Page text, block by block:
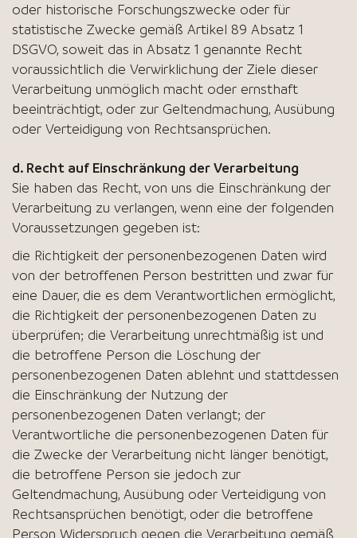
oder historische Forschungszwecke oder für
statistische Zwecke gemäß Artikel 89 Absatz 1
DSGVO, soweit das in Absatz 1 genannte Recht
voraussichtlich die Verwirklichung der Ziele dieser
Verarbeitung unmöglich macht oder ernsthaft
beeinträchtigt, oder zur Geltendmachung, Ausübung
oder Verteidigung von Rechtsansprüchen.
d. Recht auf Einschränkung der Verarbeitung
Sie haben das Recht, von uns die Einschränkung der
Verarbeitung zu verlangen, wenn eine der folgenden
Voraussetzungen gegeben ist:
die Richtigkeit der personenbezogenen Daten wird
von der betroffenen Person bestritten und zwar für
eine Dauer, die es dem Verantwortlichen ermöglicht,
die Richtigkeit der personenbezogenen Daten zu
überprüfen; die Verarbeitung unrechtmäßig ist und
die betroffene Person die Löschung der
personenbezogenen Daten ablehnt und stattdessen
die Einschränkung der Nutzung der
personenbezogenen Daten verlangt; der
Verantwortliche die personenbezogenen Daten für
die Zwecke der Verarbeitung nicht länger benötigt,
die betroffene Person sie jedoch zur
Geltendmachung, Ausübung oder Verteidigung von
Rechtsansprüchen benötigt, oder die betroffene
Person Widerspruch gegen die Verarbeitung gemäß